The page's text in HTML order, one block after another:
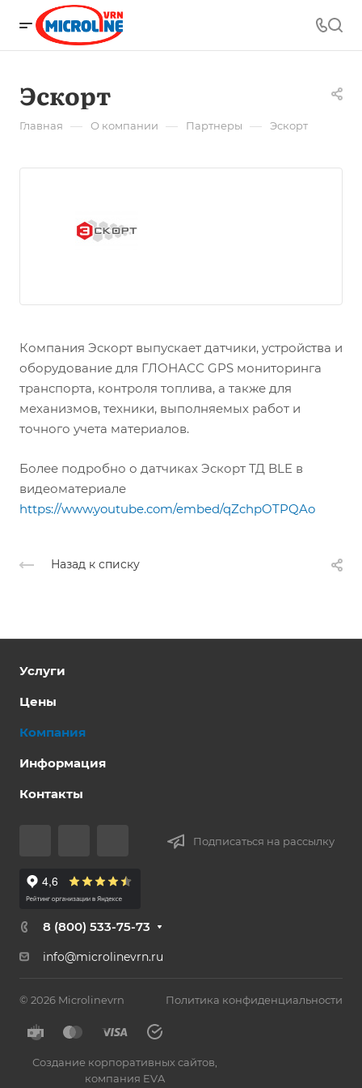
Эскорт
Главная — О компании — Партнеры — Эскорт
Компания Эскорт выпускает датчики, устройства и
оборудование для ГЛОНАСС GPS мониторинга
транспорта, контроля топлива, а также для
механизмов, техники, выполняемых работ и
точного учета материалов.
Более подробно о датчиках Эскорт ТД BLE в
видеоматериале
https://www.youtube.com/embed/qZchpOTPQAo
Назад к списку
Услуги
Цены
Компания
Информация
Контакты
Подписаться на рассылку
8 (800) 533-75-73
info@microlinevrn.ru
© 2026 Microlinevrn Политика конфиденциальности
Создание корпоративных сайтов,
компания EVA